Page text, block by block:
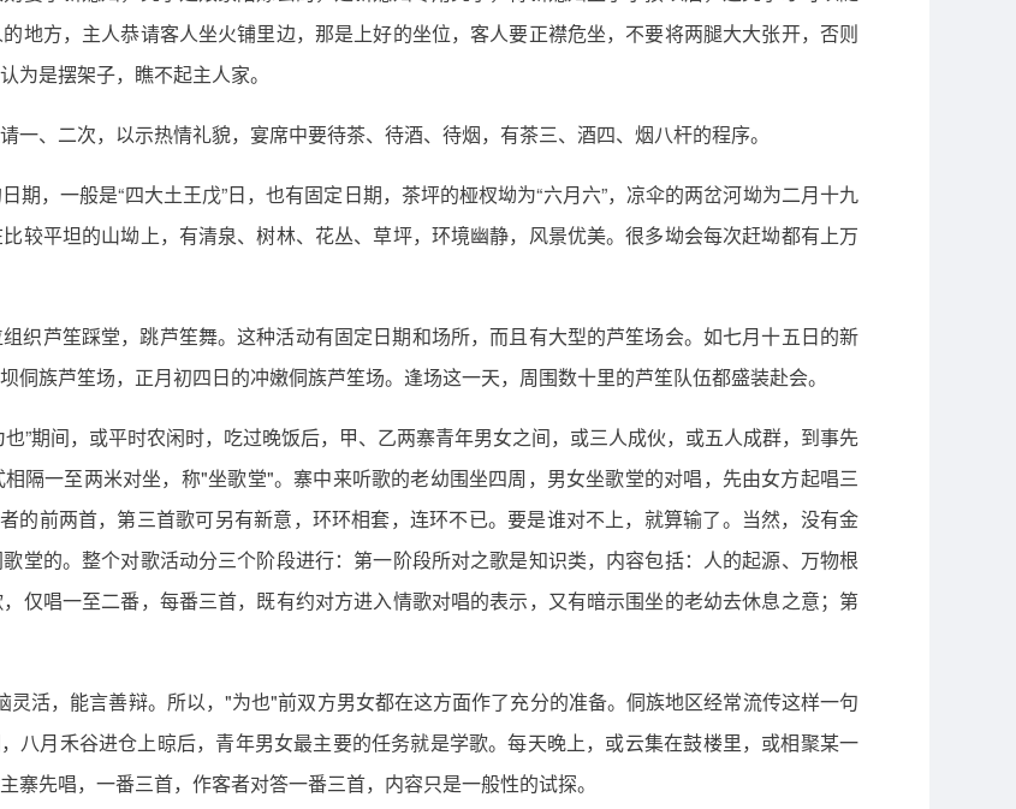
地方，主人恭请客人坐火铺里边，那是上好的坐位，客人要正襟危坐，不要将两腿大大张开，否则
为是摆架子，瞧不起主人家。
一、二次，以示热情礼貌，宴席中要待茶、待酒、待烟，有茶三、酒四、烟八杆的程序。
期，一般是“四大土王戊”日，也有固定日期，茶坪的桠杈坳为“六月六”，凉伞的两岔河坳为二月十九
较平坦的山坳上，有清泉、树林、花丛、草坪，环境幽静，风景优美。很多坳会每次赶坳都有上万
织芦笙踩堂，跳芦笙舞。这种活动有固定日期和场所，而且有大型的芦笙场会。如七月十五日的新
族芦笙场，正月初四日的冲嫩侗族芦笙场。逢场这一天，周围数十里的芦笙队伍都盛装赴会。
”期间，或平时农闲时，吃过晚饭后，甲、乙两寨青年男女之间，或三人成伙，或五人成群，到事先
隔一至两米对坐，称"坐歌堂"。寨中来听歌的老幼围坐四周，男女坐歌堂的对唱，先由女方起唱三
的前两首，第三首歌可另有新意，环环相套，连环不已。要是谁对不上，就算输了。当然，没有金
堂的。整个对歌活动分三个阶段进行：第一阶段所对之歌是知识类，内容包括：人的起源、万物根
仅唱一至二番，每番三首，既有约对方进入情歌对唱的表示，又有暗示围坐的老幼去休息之意；第
活，能言善辩。所以，"为也"前双方男女都在这方面作了充分的准备。侗族地区经常流传这样一句
八月禾谷进仓上晾后，青年男女最主要的任务就是学歌。每天晚上，或云集在鼓楼里，或相聚某一
先唱，一番三首，作客者对答一番三首，内容只是一般性的试探。